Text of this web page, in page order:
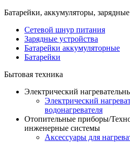
Батарейки, аккумуляторы, зарядные
Сетевой шнур питания
Зарядные устройства
Батарейки аккумуляторные
Батарейки
Бытовая техника
Электрический
Электрический
водонагревателя
Отопительные приборы/
инженерные системы
Аксессуары для